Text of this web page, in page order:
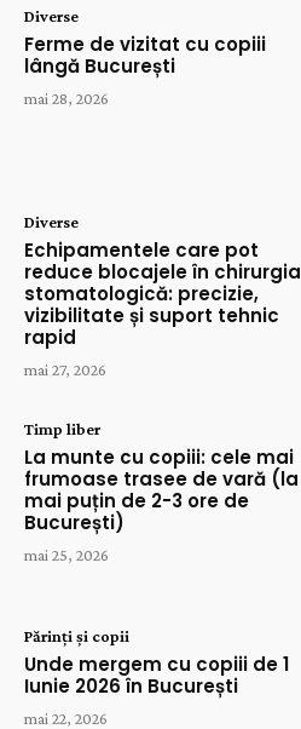
Diverse
Ferme de vizitat cu copiii
lângă București
mai 28, 2026
Diverse
Echipamentele care pot
reduce blocajele în chirurgia
stomatologică: precizie,
vizibilitate și suport tehnic
rapid
mai 27, 2026
Timp liber
La munte cu copiii: cele mai
frumoase trasee de vară (la
mai puțin de 2-3 ore de
București)
mai 25, 2026
Părinți și copii
Unde mergem cu copiii de 1
Iunie 2026 în București
mai 22, 2026